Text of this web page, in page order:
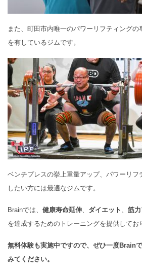
また、町田市内唯一のパワーリフティングの
を有しているジムです。
ベンチプレスの挙上重量アップ、パワーリフ
したい方には最適なジムです。
Brainでは、 健康寿命延伸、 ダイエット 、 筋
を達成するためのトレーニングを提供してお
無料体験も実施中ですので、ぜひ一度Brain
みてください。